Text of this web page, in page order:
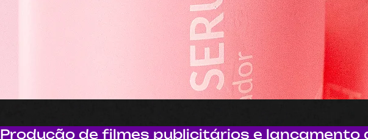
Produção de filmes publicitários e lançamento